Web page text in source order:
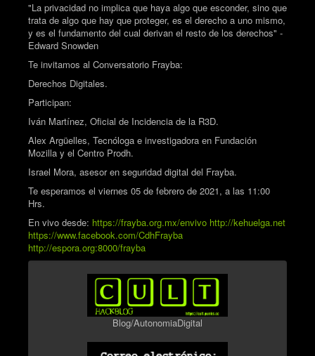
"La privacidad no implica que haya algo que esconder, sino que
trata de algo que hay que proteger, es el derecho a uno mismo,
y es el fundamento del cual derivan el resto de los derechos" -
Edward Snowden
Te invitamos al Conversatorio Frayba:
Derechos Digitales.
Participan:
Iván Martínez, Oficial de Incidencia de la R3D.
Alex Argüelles, Tecnóloga e investigadora en Fundación
Mozilla y el Centro Prodh.
Israel Mora, asesor en seguridad digital del Frayba.
Te esperamos el viernes 05 de febrero de 2021, a las 11:00
Hrs.
En vivo desde: https://frayba.org.mx/envivo http://kehuelga.net
https://www.facebook.com/CdhFrayba
http://espora.org:8000/frayba
Blog/AutonomiaDigital